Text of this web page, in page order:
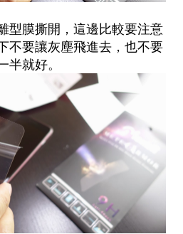
型膜撕開，這邊比較要注意
不要讓灰塵飛進去，也不要
就好。